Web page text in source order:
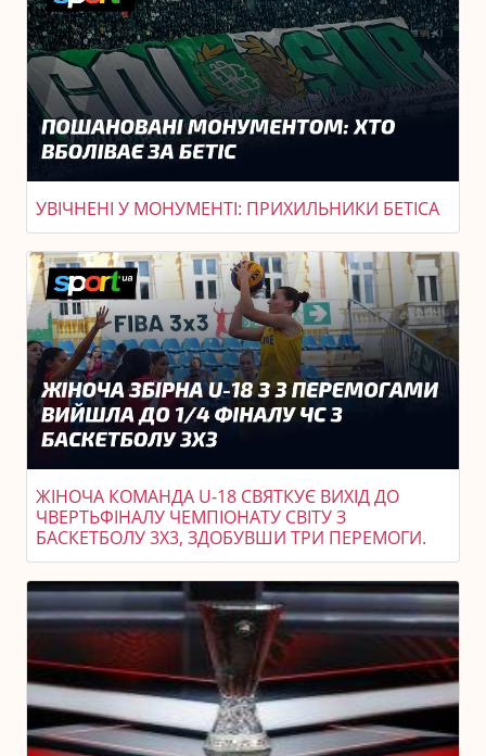
УВІЧНЕНІ У МОНУМЕНТІ: ПРИХИЛЬНИКИ БЕТІСА
ЖІНОЧА КОМАНДА U-18 СВЯТКУЄ ВИХІД ДО
ЧВЕРТЬФІНАЛУ ЧЕМПІОНАТУ СВІТУ З
БАСКЕТБОЛУ 3X3, ЗДОБУВШИ ТРИ ПЕРЕМОГИ.